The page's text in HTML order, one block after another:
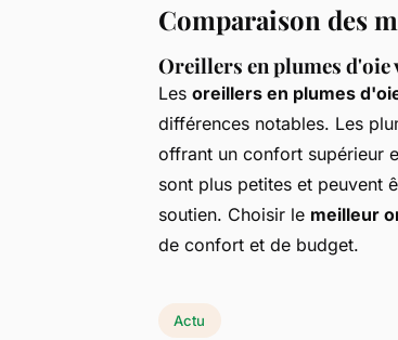
Comparaison des
Oreillers en plumes d'oie
Les oreillers en plumes
différences notables. Les
offrant un confort supérieur
sont plus petites et peuvent
soutien. Choisir le meilleur
de confort et de budget.
Actu